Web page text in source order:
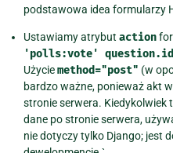
podstawowa idea formularzy
Ustawiamy atrybut action
'polls:vote' question.id
Użyciemethod="post" (w
bardzo ważne, ponieważ akt
stronie serwera.
dane po stronie serwera,
nie dotyczy tylko Django; jest